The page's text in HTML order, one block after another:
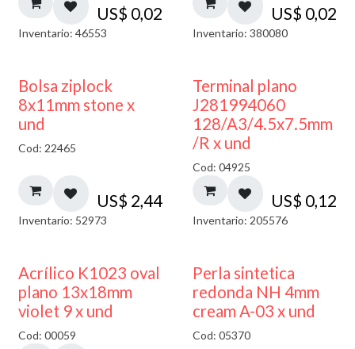
US$ 0,02
Inventario: 46553
US$ 0,02
Inventario: 380080
¡NUEVO!
Bolsa ziplock
8x11mm stone x
und
Cod: 22465
US$ 2,44
Inventario: 52973
Terminal plano
J281994060
128/A3/4.5x7.5mm
/R x und
Cod: 04925
US$ 0,12
Inventario: 205576
50% DESCUENTO
Acrílico K1023 oval
plano 13x18mm
violet 9 x und
Cod: 00059
Perla sintetica
redonda NH 4mm
cream A-03 x und
Cod: 05370